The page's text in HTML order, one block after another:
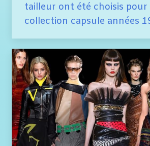
tailleur ont été choisis pour
collection capsule années